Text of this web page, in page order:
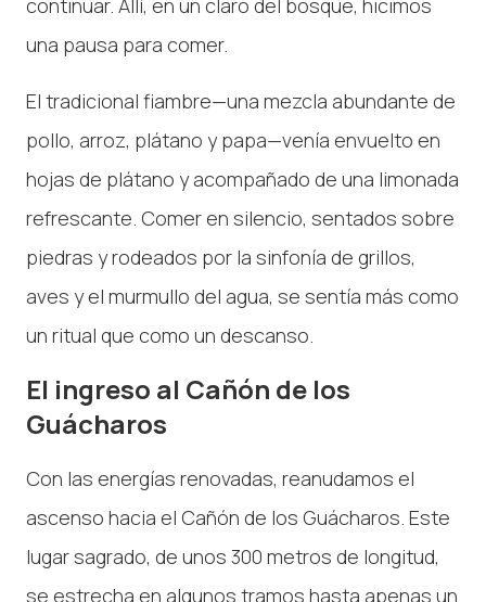
continuar. Allí, en un claro del bosque, hicimos
una pausa para comer.
El tradicional fiambre—una mezcla abundante de
pollo, arroz, plátano y papa—venía envuelto en
hojas de plátano y acompañado de una limonada
refrescante. Comer en silencio, sentados sobre
piedras y rodeados por la sinfonía de grillos,
aves y el murmullo del agua, se sentía más como
un ritual que como un descanso.
El ingreso al Cañón de los
Guácharos
Con las energías renovadas, reanudamos el
ascenso hacia el Cañón de los Guácharos. Este
lugar sagrado, de unos 300 metros de longitud,
se estrecha en algunos tramos hasta apenas un